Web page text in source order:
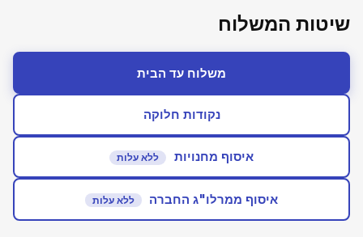
שיטות המשלוח
משלוח עד הבית
נקודות חלוקה
איסוף מחנויות ללא עלות
איסוף ממרלו"ג החברה ללא עלות